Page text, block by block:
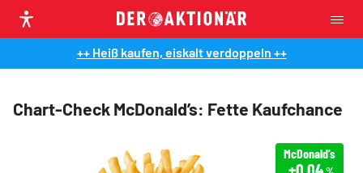
++ Heiß kaufen, eiskalt verdoppeln ++
Chart-Check McDonald’s: Fette Kaufchance
McDonald’s